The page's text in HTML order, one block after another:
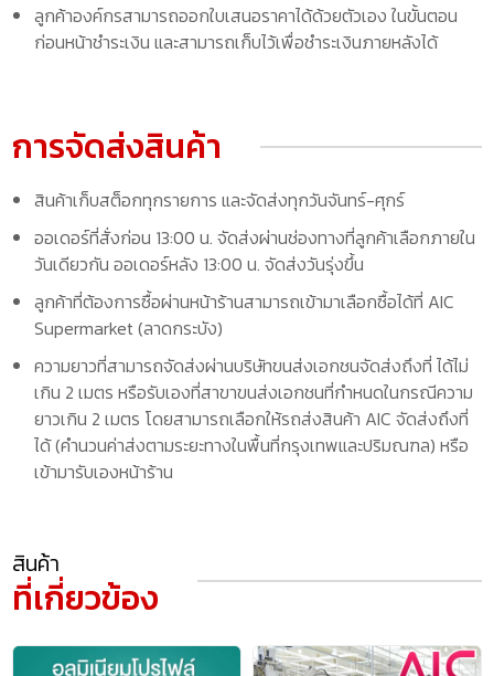
ลูกค้าองค์กรสามารถออกใบเสนอราคาได้ด้วยตัวเอง ในขั้นตอน
ก่อนหน้าชำระเงิน และสามารถเก็บไว้เพื่อชำระเงินภายหลังได้
การจัดส่งสินค้า
สินค้าเก็บสต็อกทุกรายการ และจัดส่งทุกวันจันทร์-ศุกร์
ออเดอร์ที่สั่งก่อน 13:00 น. จัดส่งผ่านช่องทางที่ลูกค้าเลือกภายใน
วันเดียวกัน ออเดอร์หลัง 13:00 น. จัดส่งวันรุ่งขึ้น
ลูกค้าที่ต้องการซื้อผ่านหน้าร้านสามารถเข้ามาเลือกซื้อได้ที่ AIC
Supermarket (ลาดกระบัง)
ความยาวที่สามารถจัดส่งผ่านบริษัทขนส่งเอกชนจัดส่งถึงที่ ได้ไม่
เกิน 2 เมตร หรือรับเองที่สาขาขนส่งเอกชนที่กำหนดในกรณีความ
ยาวเกิน 2 เมตร โดยสามารถเลือกให้รถส่งสินค้า AIC จัดส่งถึงที่
ได้ (คำนวนค่าส่งตามระยะทางในพื้นที่กรุงเทพและปริมณฑล) หรือ
เข้ามารับเองหน้าร้าน
สินค้า
ที่เกี่ยวข้อง